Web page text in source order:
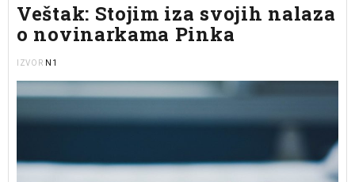
Veštak: Stojim iza svojih nalaza
o novinarkama Pinka
IZVOR N1